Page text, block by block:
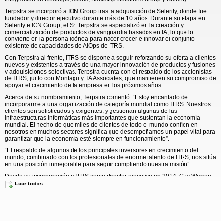
Terpstra se incorporó a ION Group tras la adquisición de Selerity, donde fue
fundador y director ejecutivo durante más de 10 años. Durante su etapa en
Selerity e ION Group, el Sr. Terpstra se especializó en la creación y
comercialización de productos de vanguardia basados en IA, lo que lo
convierte en la persona idónea para hacer crecer e innovar el conjunto
existente de capacidades de AIOps de ITRS.
Con Terpstra al frente, ITRS se dispone a seguir reforzando su oferta a clientes
nuevos y existentes a través de una mayor innovación de productos y fusiones
y adquisiciones selectivas. Terpstra cuenta con el respaldo de los accionistas
de ITRS, junto con Montagu y TA Associates, que mantienen su compromiso de
apoyar el crecimiento de la empresa en los próximos años.
Acerca de su nombramiento, Terpstra comentó: “Estoy encantado de
incorporarme a una organización de categoría mundial como ITRS. Nuestros
clientes son sofisticados y exigentes, y gestionan algunas de las
infraestructuras informáticas más importantes que sustentan la economía
mundial. El hecho de que miles de clientes de todo el mundo confíen en
nosotros en muchos sectores significa que desempeñamos un papel vital para
garantizar que la economía esté siempre en funcionamiento”.
“El respaldo de algunos de los principales inversores en crecimiento del
mundo, combinado con los profesionales de enorme talento de ITRS, nos sitúa
en una posición inmejorable para seguir cumpliendo nuestra misión”.
Desde su incorporación a ITRS como director ejecutivo en 2014, Guy Warren
ha transformado el negocio en una plataforma de ingresos de 100 millones de
dólares y ha ampliado la presencia mundial de la empresa. Sigue siendo un
Leer todos